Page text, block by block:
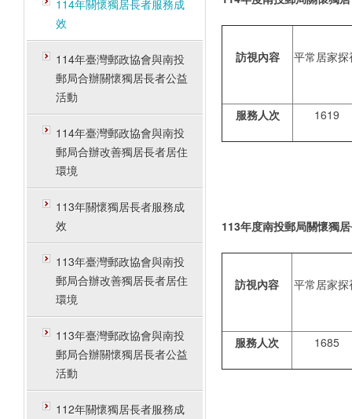
114年關懷獨居長者服務成
效
114年臺灣郵政協會與南投
郵局合辦關懷獨居長者公益
活動
114年臺灣郵政協會與南投
郵局合辦改善獨居長者居住
環境
113年關懷獨居長者服務成
效
113年臺灣郵政協會與南投
郵局合辦改善獨居長者居住
環境
113年臺灣郵政協會與南投
郵局合辦關懷獨居長者公益
活動
112年關懷獨居長者服務成
訪視內容 平常居家探
服務人次 1619
113年度南投郵局關懷獨
訪視內容 平常居家探
服務人次 1685